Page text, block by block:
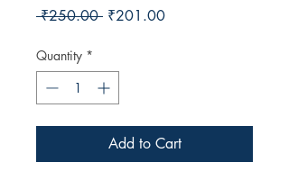
₹250.00 Regular
₹201.00Sale
Quantity *
Add to Cart